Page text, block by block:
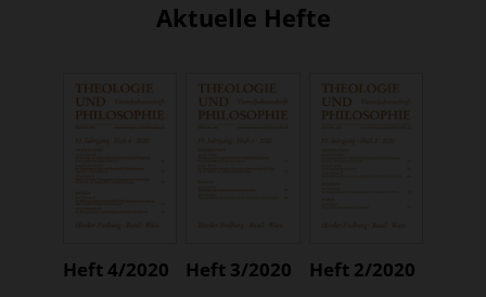
Aktuelle Hefte
Heft 4/2020 Heft 3/2020 Heft 2/2020